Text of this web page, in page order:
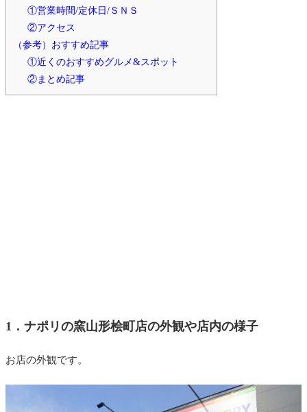
①営業時間/定休日/ＳＮＳ
②アクセス
（参考）おすすめ記事
①近くのおすすめグルメ&スポット
②まとめ記事
1．ナポリの窯山形桧町店の外観や店内の様子
お店の外観です。